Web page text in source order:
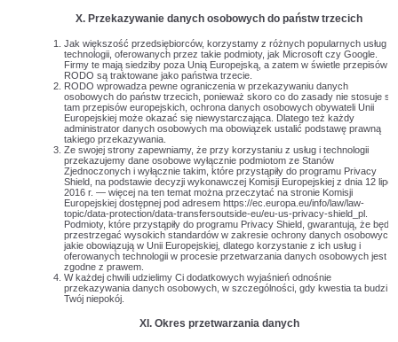
X. Przekazywanie danych osobowych do państw trzecich
Jak większość przedsiębiorców, korzystamy z różnych popularnych usług i
technologii, oferowanych przez takie podmioty, jak Microsoft czy Google.
Firmy te mają siedziby poza Unią Europejską, a zatem w świetle przepisów
RODO są traktowane jako państwa trzecie.
RODO wprowadza pewne ograniczenia w przekazywaniu danych
osobowych do państw trzecich, ponieważ skoro co do zasady nie stosuje się
tam przepisów europejskich, ochrona danych osobowych obywateli Unii
Europejskiej może okazać się niewystarczająca. Dlatego też każdy
administrator danych osobowych ma obowiązek ustalić podstawę prawną
takiego przekazywania.
Ze swojej strony zapewniamy, że przy korzystaniu z usług i technologii
przekazujemy dane osobowe wyłącznie podmiotom ze Stanów
Zjednoczonych i wyłącznie takim, które przystąpiły do programu Privacy
Shield, na podstawie decyzji wykonawczej Komisji Europejskiej z dnia 12 lipca
2016 r. — więcej na ten temat można przeczytać na stronie Komisji
Europejskiej dostępnej pod adresem https://ec.europa.eu/info/law/law-
topic/data-protection/data-transfersoutside-eu/eu-us-privacy-shield_pl.
Podmioty, które przystąpiły do programu Privacy Shield, gwarantują, że będą
przestrzegać wysokich standardów w zakresie ochrony danych osobowych,
jakie obowiązują w Unii Europejskiej, dlatego korzystanie z ich usług i
oferowanych technologii w procesie przetwarzania danych osobowych jest
zgodne z prawem.
W każdej chwili udzielimy Ci dodatkowych wyjaśnień odnośnie
przekazywania danych osobowych, w szczególności, gdy kwestia ta budzi
Twój niepokój.
XI. Okres przetwarzania danych